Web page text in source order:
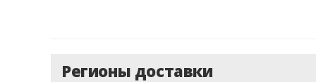
Регионы доставки